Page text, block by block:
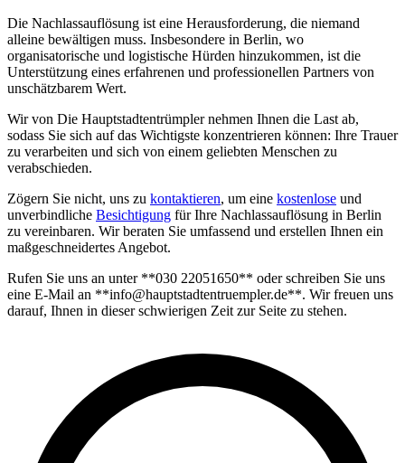
Die Nachlassauflösung ist eine Herausforderung, die niemand
alleine bewältigen muss. Insbesondere in Berlin, wo
organisatorische und logistische Hürden hinzukommen, ist die
Unterstützung eines erfahrenen und professionellen Partners von
unschätzbarem Wert.
Wir von Die Hauptstadtentrümpler nehmen Ihnen die Last ab,
sodass Sie sich auf das Wichtigste konzentrieren können: Ihre Trauer
zu verarbeiten und sich von einem geliebten Menschen zu
verabschieden.
Zögern Sie nicht, uns zu kontaktieren, um eine kostenlose und
unverbindliche Besichtigung für Ihre Nachlassauflösung in Berlin
zu vereinbaren. Wir beraten Sie umfassend und erstellen Ihnen ein
maßgeschneidertes Angebot.
Rufen Sie uns an unter **030 22051650** oder schreiben Sie uns
eine E-Mail an **info@hauptstadtentruempler.de**. Wir freuen uns
darauf, Ihnen in dieser schwierigen Zeit zur Seite zu stehen.